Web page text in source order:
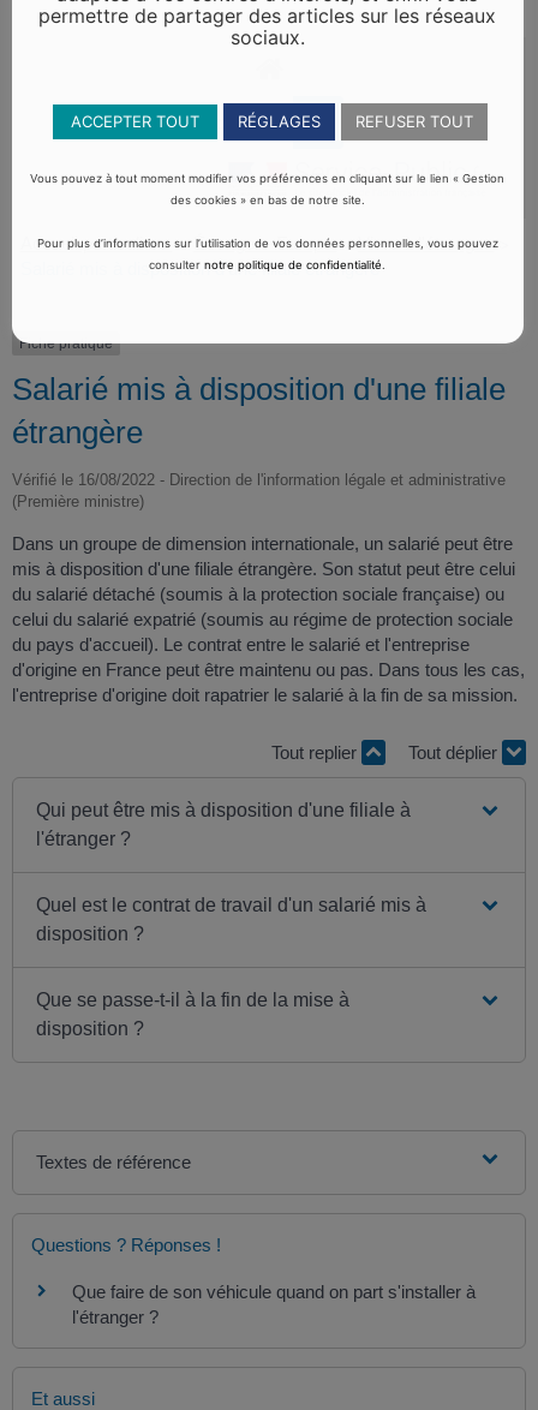
Accueil particuliers> Étranger - Europe> Vivre à l'étranger>
Salarié mis à disposition d'une filiale étrangère
Fiche pratique
Salarié mis à disposition d'une filiale
étrangère
Vérifié le 16/08/2022 - Direction de l'information légale et administrative
(Première ministre)
Dans un groupe de dimension internationale, un salarié peut être
mis à disposition d'une filiale étrangère. Son statut peut être celui
du salarié détaché (soumis à la protection sociale française) ou
celui du salarié expatrié (soumis au régime de protection sociale
du pays d'accueil). Le contrat entre le salarié et l'entreprise
d'origine en France peut être maintenu ou pas. Dans tous les cas,
l'entreprise d'origine doit rapatrier le salarié à la fin de sa mission.
Tout replier Tout déplier
Qui peut être mis à disposition d'une filiale à
l'étranger ?
Quel est le contrat de travail d'un salarié mis à
disposition ?
Que se passe-t-il à la fin de la mise à
disposition ?
Textes de référence
Questions ? Réponses !
Que faire de son véhicule quand on part s'installer à
l'étranger ?
Et aussi
permettre de partager des articles sur les réseaux
sociaux.
ACCEPTER TOUT RÉGLAGES REFUSER TOUT
Vous pouvez à tout moment modifier vos préférences en cliquant sur le lien « Gestion
des cookies » en bas de notre site.
Pour plus d’informations sur l’utilisation de vos données personnelles, vous pouvez
consulternotre politique de confidentialité